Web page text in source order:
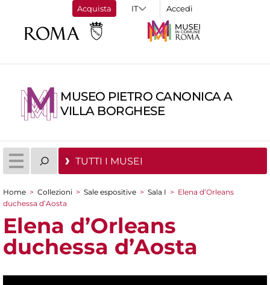
Acquista Accedi
MUSEO PIETRO CANONICA A
VILLA BORGHESE
TUTTI I MUSEI
Tu sei qui
Home > Collezioni > Sale espositive > Sala I > Elena d’Orleans
duchessa d’Aosta
Elena d’Orleans
duchessa d’Aosta